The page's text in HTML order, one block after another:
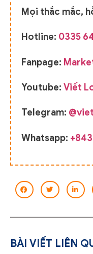
Mọi thắc mắc,
Hotline: 0335
Fanpage:
Youtube: Viết
Telegram:
Whatsapp:
BÀI VIẾT LIÊN